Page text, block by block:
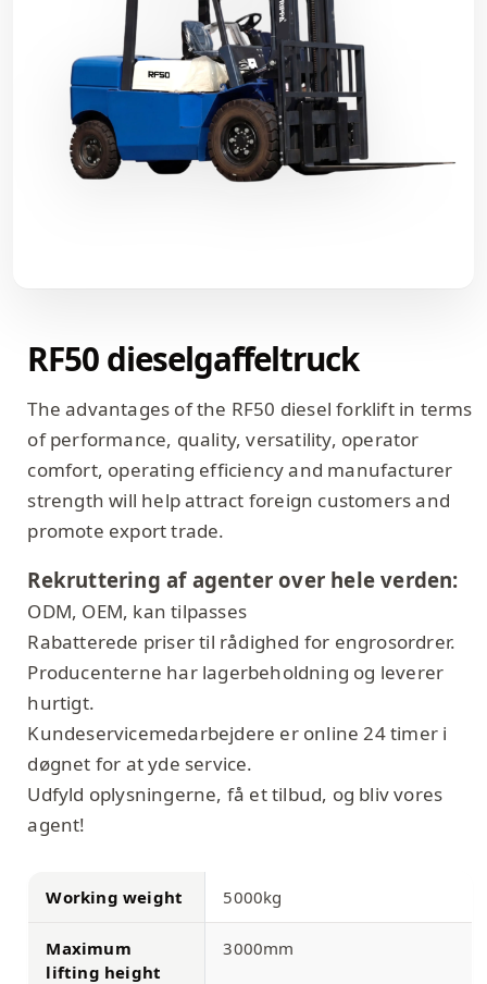
RF50 dieselgaffeltruck
The advantages of the RF50 diesel forklift in terms
of performance, quality, versatility, operator
comfort, operating efficiency and manufacturer
strength will help attract foreign customers and
promote export trade.
Rekruttering af agenter over hele verden:
ODM, OEM, kan tilpasses
Rabatterede priser til rådighed for engrosordrer.
Producenterne har lagerbeholdning og leverer
hurtigt.
Kundeservicemedarbejdere er online 24 timer i
døgnet for at yde service.
Udfyld oplysningerne, få et tilbud, og bliv vores
agent!
Working weight 5000kg
Maximum
lifting height
3000mm